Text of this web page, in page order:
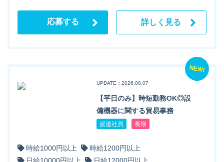
応募する 詳しく見る
NEW!
UPDATE：2026.08.07
【平日のみ】時短勤務OK◎設
備機器に関する貿易事務
派遣社員 長期
時給1000円以上
時給1200円以上